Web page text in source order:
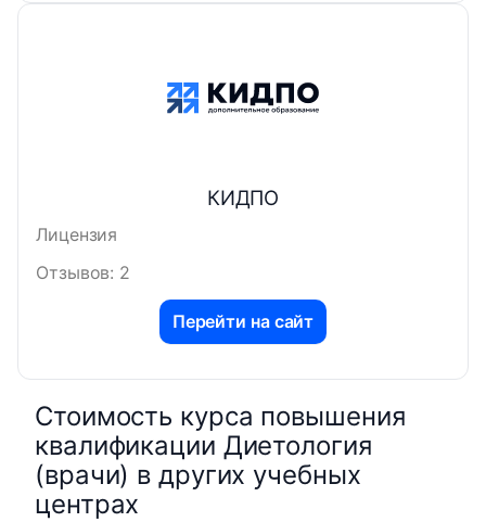
КИДПО
Лицензия
Отзывов: 2
Перейти на сайт
Стоимость курса повышения
квалификации Диетология
(врачи) в других учебных
центрах